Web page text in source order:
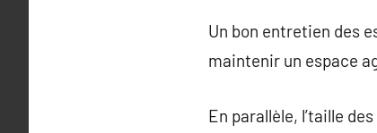
Un bon entretien des
maintenir un espace
En parallèle, l’taille